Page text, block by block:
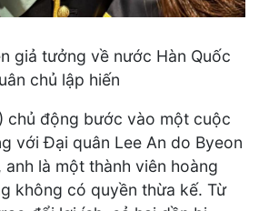
giả tưởng về nước Hàn Quốc
chủ lập hiến
chủ động bước vào một cuộc
với Đại quân Lee An do Byeon
là một thành viên hoàng
không có quyền thừa kế. Từ